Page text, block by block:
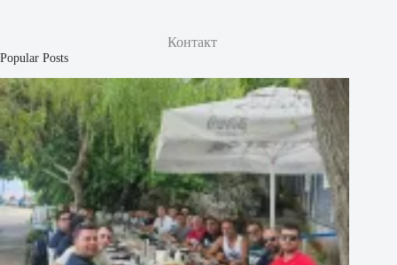
Контакт
Popular Posts